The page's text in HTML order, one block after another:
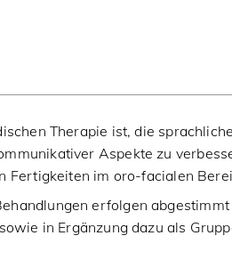
Therapie ist, die
Aspekte zu
Fertigkeiten im oro-facialen
erfolgen
in Ergänzung dazu als